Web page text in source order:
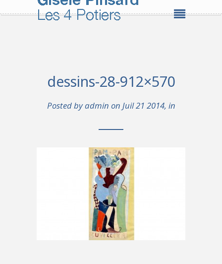
dessins-28-912×570
Posted byadmin on Juil 21 2014, in